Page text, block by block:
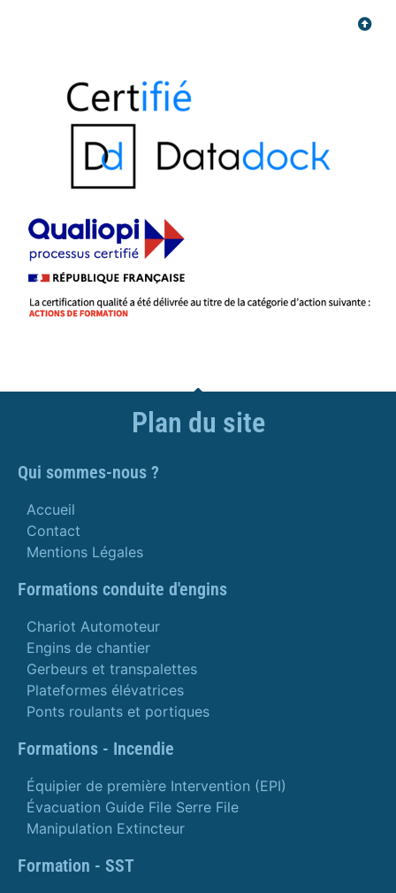
Plan du site
Qui sommes-nous ?
Accueil
Contact
Mentions Légales
Formations conduite d'engins
Chariot Automoteur
Engins de chantier
Gerbeurs et transpalettes
Plateformes élévatrices
Ponts roulants et portiques
Formations - Incendie
Équipier de première Intervention (EPI)
Évacuation Guide File Serre File
Manipulation Extincteur
Formation - SST